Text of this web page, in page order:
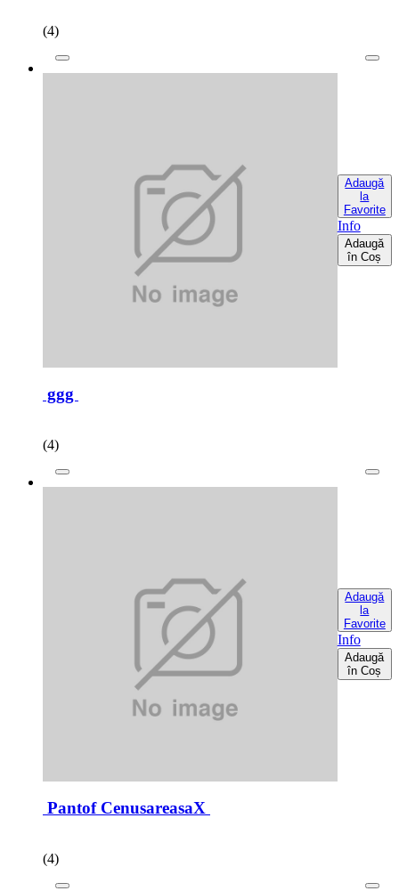
(4)
Adaugă
la
Favorite
Info
Adaugă
în Coș
ggg
(4)
Adaugă
la
Favorite
Info
Adaugă
în Coș
Pantof CenusareasaX
(4)